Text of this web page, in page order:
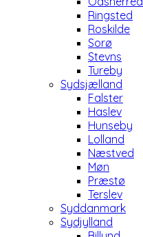
Ringsted
Roskilde
Sorø
Stevns
Tureby
Sydsjælland
Falster
Haslev
Hunseby
Lolland
Næstved
Møn
Præstø
Terslev
Syddanmark
Sydjylland